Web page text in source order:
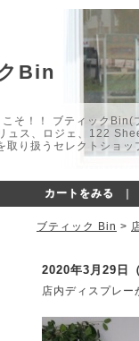
Bin
こそ！！ ブティック
ュス、ロジェ、122
取り扱うセレクトショ
カートをみる
ブティック Bin >
2020年3月29日
店内ディスプレー